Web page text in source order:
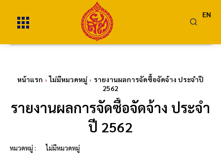
EN
หน้าแรก ไม่มีหมวดหมู่
รายงานผลการจัดซื้อจัดจ้าง ประจำปี
2562
รายงานผลการจัดซื้อจัดจ้าง ประจำ
ปี 2562
หมวดหมู่ : ไม่มีหมวดหมู่